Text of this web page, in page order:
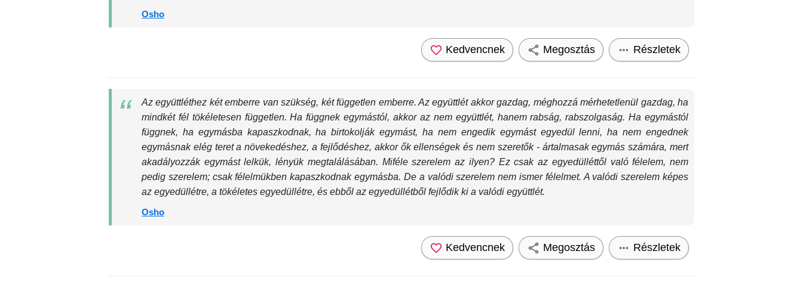
Osho
Kedvencnek Megosztás Részletek
Az együttléthez két emberre van szükség, két független emberre. Az együttlét akkor gazdag, méghozzá mérhetetlenül gazdag, ha
mindkét fél tökéletesen független. Ha függnek egymástól, akkor az nem együttlét, hanem rabság, rabszolgaság. Ha egymástól
függnek, ha egymásba kapaszkodnak, ha birtokolják egymást, ha nem engedik egymást egyedül lenni, ha nem engednek
egymásnak elég teret a növekedéshez, a fejlődéshez, akkor ők ellenségek és nem szeretők - ártalmasak egymás számára, mert
akadályozzák egymást lelkük, lényük megtalálásában. Miféle szerelem az ilyen? Ez csak az egyedülléttől való félelem, nem
pedig szerelem; csak félelmükben kapaszkodnak egymásba. De a valódi szerelem nem ismer félelmet. A valódi szerelem képes
az egyedüllétre, a tökéletes egyedüllétre, és ebből az egyedüllétből fejlődik ki a valódi együttlét.
Osho
Kedvencnek Megosztás Részletek